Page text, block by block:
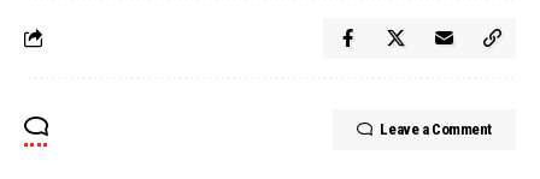
Leave a Comment